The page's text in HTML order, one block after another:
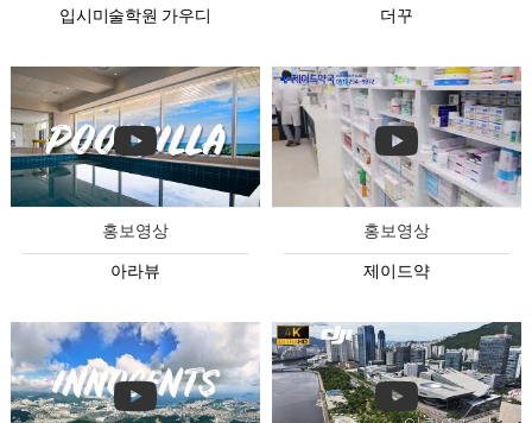
입시미술학원 가우디 더꾸
홍보영상
아라뷰
홍보영상
제이드약